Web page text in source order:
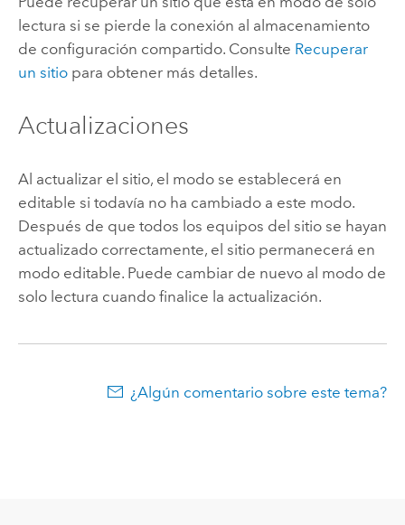
lectura si se pierde la conexión al almacenamiento
de configuración compartido. Consulte Recuperar
un sitiopara obtener más detalles.
Actualizaciones
Al actualizar el sitio, el modo se establecerá en
editable si todavía no ha cambiado a este modo.
Después de que todos los equipos del sitio se hayan
actualizado correctamente, el sitio permanecerá en
modo editable. Puede cambiar de nuevo al modo de
solo lectura cuando finalice la actualización.
¿Algún comentario sobre este tema?